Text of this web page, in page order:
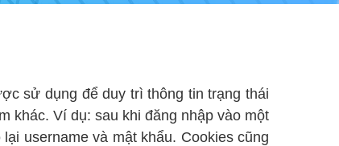
sử dụng để duy trì thông tin trạng thái
khác. Ví dụ: sau khi đăng nhập vào một
username và mật khẩu. Cookies cũng